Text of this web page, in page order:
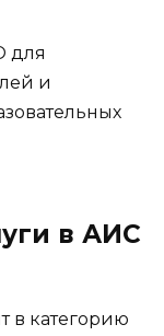
для
и
в АИС
в категорию